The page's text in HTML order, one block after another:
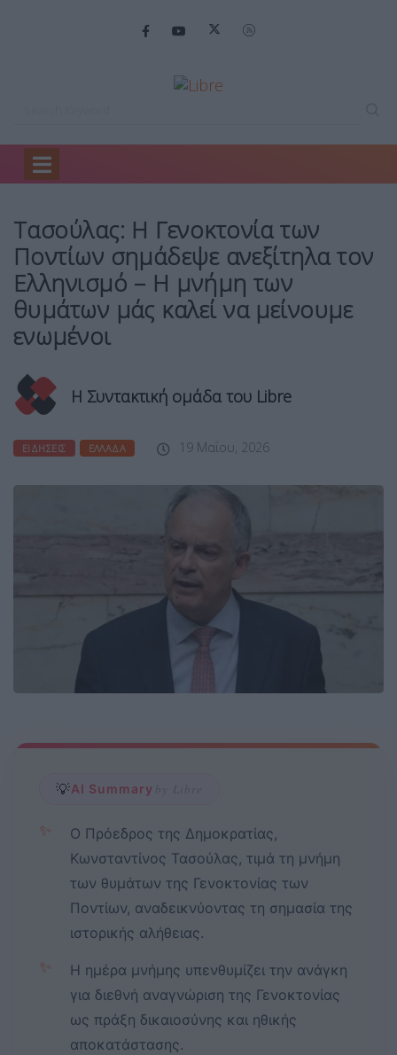
Home
Τασούλας: Η Γενοκτονία των
Ποντίων σημάδεψε ανεξίτηλα τον
Ελληνισμό – Η μνήμη των
θυμάτων μάς καλεί να μείνουμε
ενωμένοι
Η Συντακτική ομάδα του Libre
ΕΙΔΉΣΕΙΣ ΕΛΛΆΔΑ 19 Μαΐου, 2026
💡AI Summary by Libre
✨
Ο Πρόεδρος της Δημοκρατίας,
Κωνσταντίνος Τασούλας, τιμά τη μνήμη
των θυμάτων της Γενοκτονίας των
Ποντίων, αναδεικνύοντας τη σημασία της
ιστορικής αλήθειας.
✨
Η ημέρα μνήμης υπενθυμίζει την ανάγκη
για διεθνή αναγνώριση της Γενοκτονίας
ως πράξη δικαιοσύνης και ηθικής
αποκατάστασης.